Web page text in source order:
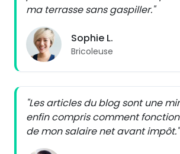
ma terrasse sans gaspiller."
Sophie L.
Bricoleuse
"Les articles du blog sont une
enfin compris comment
de mon salaire net avant impôt."